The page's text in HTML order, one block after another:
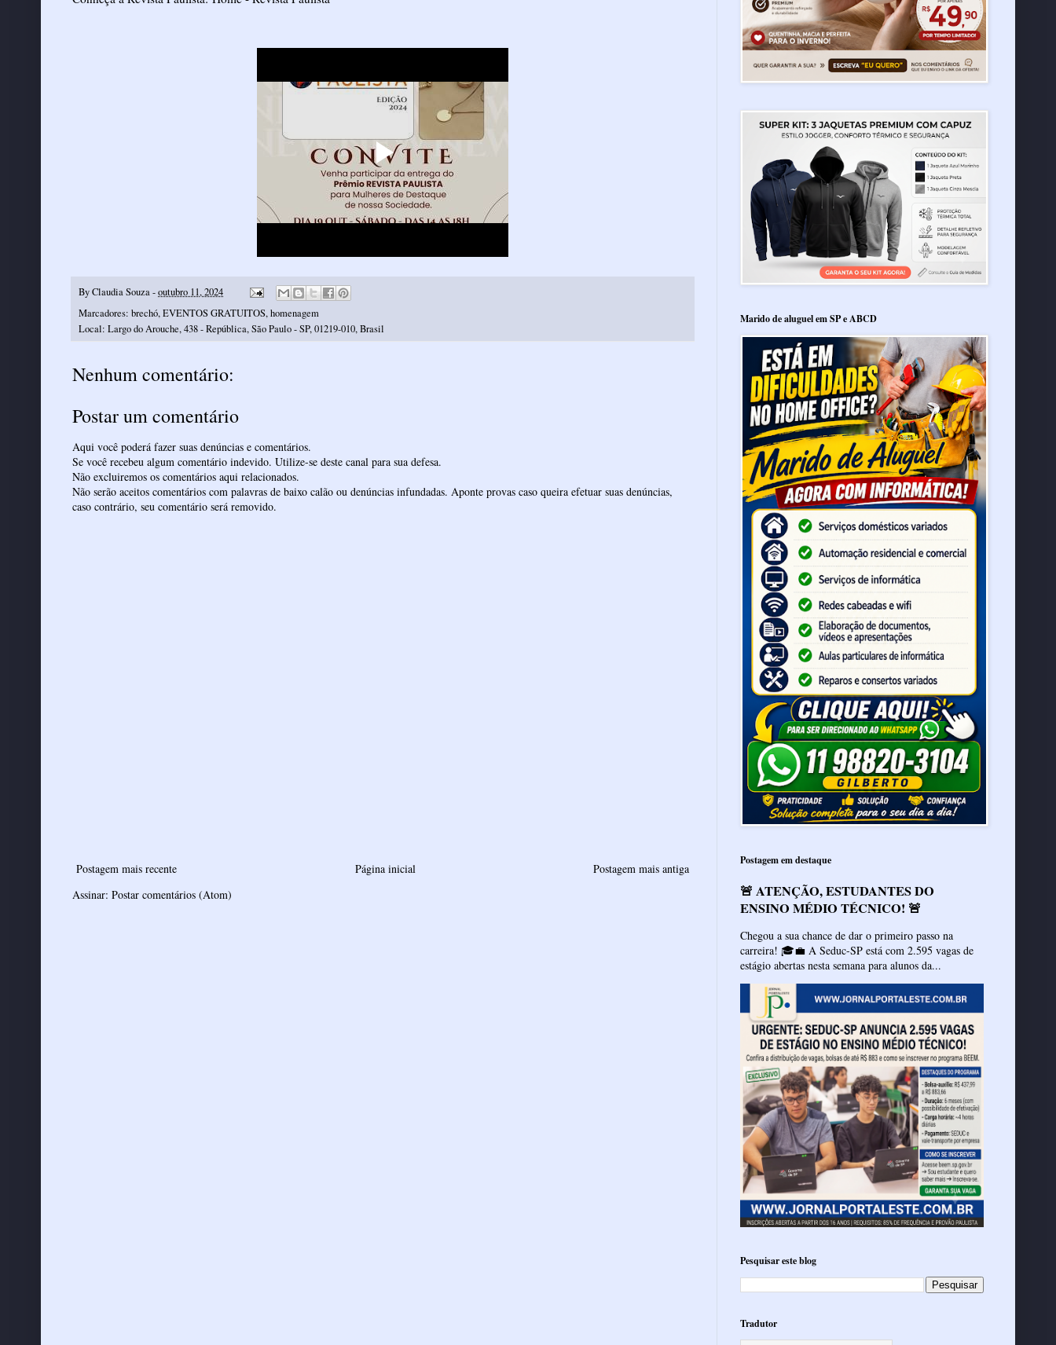
ByClaudia Souza-outubro 11, 2024
Marcadores: brechó,EVENTOS GRATUITOS,homenagem
Local: Largo do Arouche, 438 - República, São Paulo - SP, 01219-010, Brasil
Nenhum comentário:
Postar um comentário
Aqui você poderá fazer suas denúncias e comentários.
Se você recebeu algum comentário indevido. Utilize-se deste canal para sua defesa.
Não excluiremos os comentários aqui relacionados.
Não serão aceitos comentários com palavras de baixo calão ou denúncias infundadas. Aponte provas caso queira efetuar suas denúncias,
caso contrário, seu comentário será removido.
Postagem mais recente Postagem mais antiga
Página inicial
Assinar: Postar comentários (Atom)
Marido de aluguel em SP e ABCD
Postagem em destaque
🚨 ATENÇÃO, ESTUDANTES DO
ENSINO MÉDIO TÉCNICO! 🚨
Chegou a sua chance de dar o primeiro passo na
carreira! 🎓💼 A Seduc-SP está com 2.595 vagas de
estágio abertas nesta semana para alunos da...
Pesquisar este blog
Tradutor